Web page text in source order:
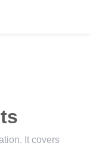
It covers